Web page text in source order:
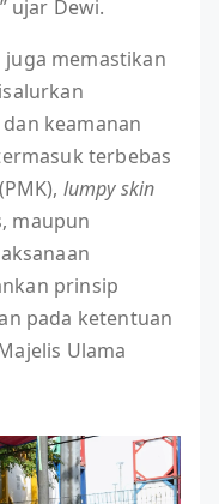
ujar Dewi.
juga memastikan
keamanan
terbebas
lumpy skin
maupun
prinsip
pada ketentuan
Ulama